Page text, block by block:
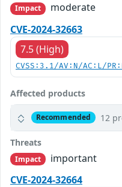
Impact
moderate
CVE-2024-32663
7.5 (High)
CVSS:3.1/AV:N/AC:L/
Affected products
Recommended 12
Threats
Impact
important
CVE-2024-32664